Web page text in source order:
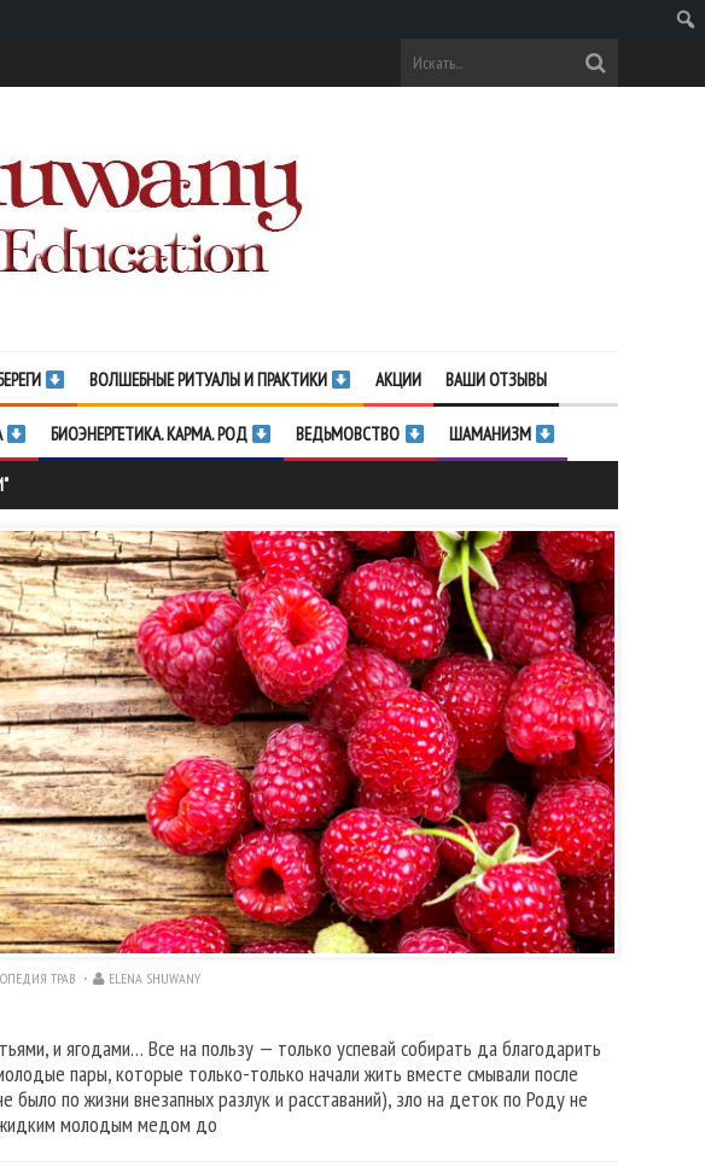
ВОЛШЕБНЫЕ РИТУАЛЫ И ПРАКТИКИ АКЦИИ ВАШИ ОТЗЫВЫ
БИОЭНЕРГЕТИКА. КАРМА. РОД ВЕДЬМОВСТВО ШАМАНИЗМ
ТРАВ ELENA SHUWANY
и ягодами… Все на пользу — только успевай собирать да благодарить
пары, которые только-только начали жить вместе смывали после
было по жизни внезапных разлук и расставаний), зло на деток по Роду не
жидким молодым медом до